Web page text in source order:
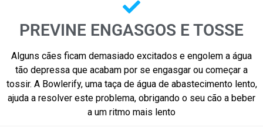
PREVINE ENGASGOS E TOSSE
Alguns cães ficam demasiado excitados e engolem a água
tão depressa que acabam por se engasgar ou começar a
tossir. A Bowlerify, uma taça de água de abastecimento lento,
ajuda a resolver este problema, obrigando o seu cão a beber
a um ritmo mais lento